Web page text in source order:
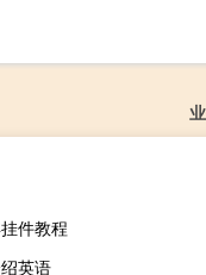
件教程
英语